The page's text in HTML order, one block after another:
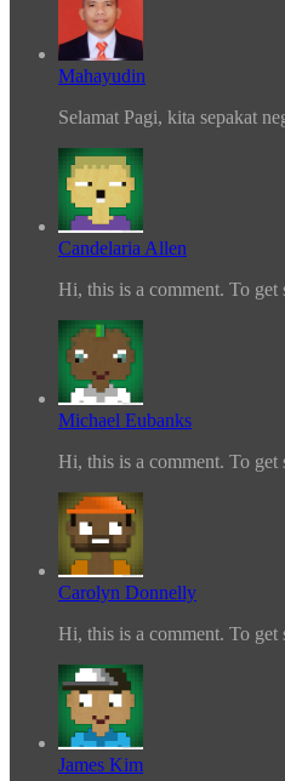
Mahayudin
Selamat Pagi, kita sepakat
Candelaria Allen
Hi, this is a comment. To
Michael Eubanks
Hi, this is a comment. To
Carolyn Donnelly
Hi, this is a comment. To
James Kim